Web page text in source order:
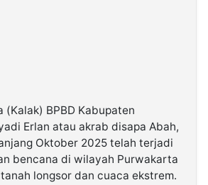
(Kalak) BPBD Kabupaten
Erlan atau akrab disapa Abah,
Oktober 2025 telah terjadi
bencana di wilayah Purwakarta
longsor dan cuaca ekstrem.